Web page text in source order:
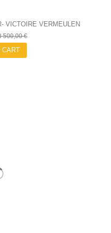
VICTOIRE VERMEULEN
500,00 €
CART